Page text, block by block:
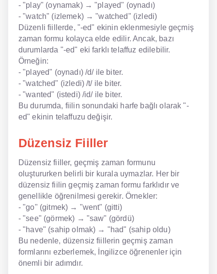
- "play" (oynamak) → "played" (oynadı)
- "watch" (izlemek) → "watched" (izledi)
Düzenli fiillerde, "-ed" ekinin eklenmesiyle geçmiş
zaman formu kolayca elde edilir. Ancak, bazı
durumlarda "-ed" eki farklı telaffuz edilebilir.
Örneğin:
- "played" (oynadı) /d/ ile biter.
- "watched" (izledi) /t/ ile biter.
- "wanted" (istedi) /id/ ile biter.
Bu durumda, fiilin sonundaki harfe bağlı olarak "-
ed" ekinin telaffuzu değişir.
Düzensiz Fiiller
Düzensiz fiiller, geçmiş zaman formunu
oluştururken belirli bir kurala uymazlar. Her bir
düzensiz fiilin geçmiş zaman formu farklıdır ve
genellikle öğrenilmesi gerekir. Örnekler:
- "go" (gitmek) → "went" (gitti)
- "see" (görmek) → "saw" (gördü)
- "have" (sahip olmak) → "had" (sahip oldu)
Bu nedenle, düzensiz fiillerin geçmiş zaman
formlarını ezberlemek, İngilizce öğrenenler için
önemli bir adımdır.